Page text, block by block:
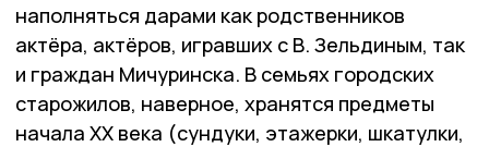
наполняться дарами как родственников
актёра, актёров, игравших с В. Зельдиным, так
и граждан Мичуринска. В семьях городских
старожилов, наверное, хранятся предметы
начала ХХ века (сундуки, этажерки, шкатулки,